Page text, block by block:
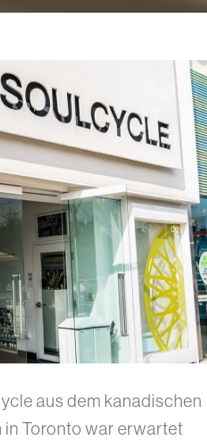
aus dem kanadischen
Toronto war erwartet